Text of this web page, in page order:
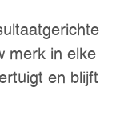
merk in elke
en blijft